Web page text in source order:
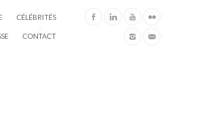
CÉLÉBRITÉS
CONTACT